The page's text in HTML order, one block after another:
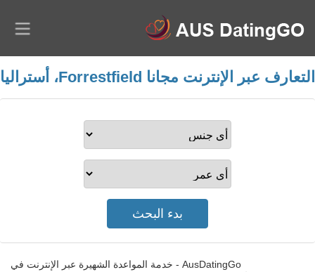
التعارف عبر الإنترنت مجانا Forrestfield، أستراليا
AusDatingGo - خدمة المواعدة الشهيرة عبر الإنترنت في